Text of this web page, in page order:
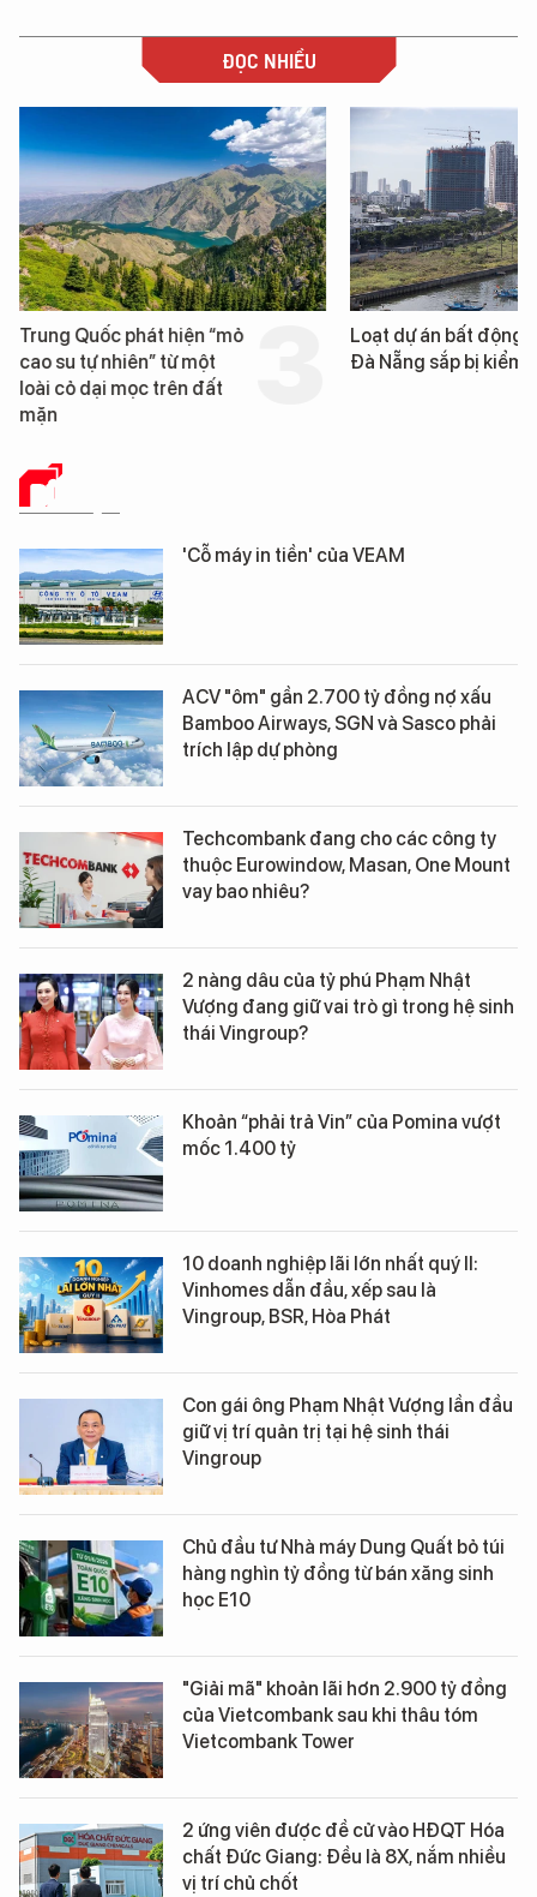
ĐỌC NHIỀU
Trung Quốc phát hiện “mỏ
cao su tự nhiên” từ một
loài cỏ dại mọc trên đất
mặn
Loạt dự án bất động
Đà Nẵng sắp bị kiểm
DỮ LIỆU
'Cỗ máy in tiền' của VEAM
ACV "ôm" gần 2.700 tỷ đồng nợ xấu
Bamboo Airways, SGN và Sasco phải
trích lập dự phòng
Techcombank đang cho các công ty
thuộc Eurowindow, Masan, One Mount
vay bao nhiêu?
2 nàng dâu của tỷ phú Phạm Nhật
Vượng đang giữ vai trò gì trong hệ sinh
thái Vingroup?
Khoản “phải trả Vin” của Pomina vượt
mốc 1.400 tỷ
10 doanh nghiệp lãi lớn nhất quý II:
Vinhomes dẫn đầu, xếp sau là
Vingroup, BSR, Hòa Phát
Con gái ông Phạm Nhật Vượng lần đầu
giữ vị trí quản trị tại hệ sinh thái
Vingroup
Chủ đầu tư Nhà máy Dung Quất bỏ túi
hàng nghìn tỷ đồng từ bán xăng sinh
học E10
"Giải mã" khoản lãi hơn 2.900 tỷ đồng
của Vietcombank sau khi thâu tóm
Vietcombank Tower
2 ứng viên được đề cử vào HĐQT Hóa
chất Đức Giang: Đều là 8X, nắm nhiều
vị trí chủ chốt